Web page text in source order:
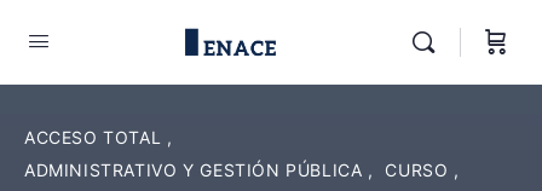
ACCESO TOTAL ,
ADMINISTRATIVO Y GESTIÓN PÚBLICA , CURSO ,